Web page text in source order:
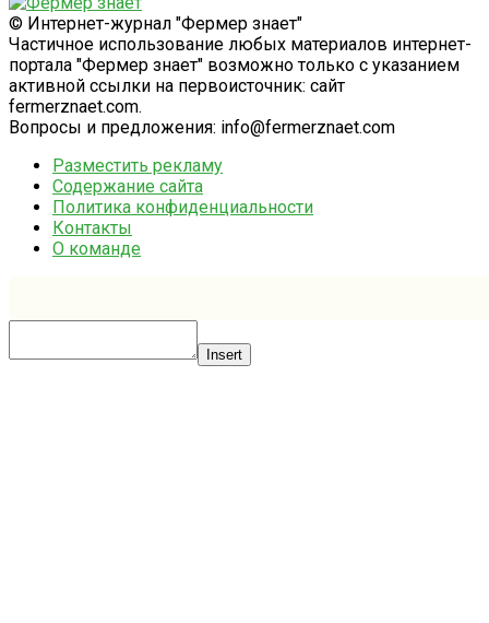
© Интернет-журнал "Фермер знает"
Частичное использование любых материалов интернет-
портала "Фермер знает" возможно только с указанием
активной ссылки на первоисточник: сайт
fermerznaet.com.
Вопросы и предложения: info@fermerznaet.com
Разместить рекламу
Содержание сайта
Политика конфиденциальности
Контакты
О команде
Insert